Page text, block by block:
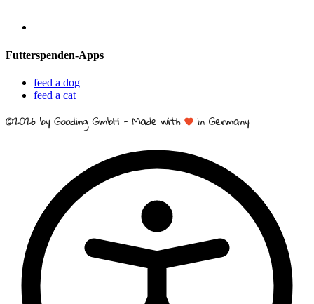
Futterspenden-Apps
feed a dog
feed a cat